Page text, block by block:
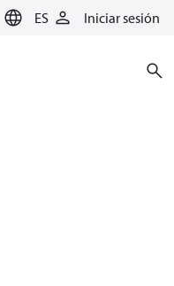
ES Iniciar sesión